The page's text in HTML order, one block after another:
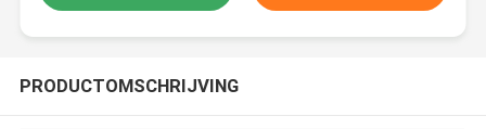
PRODUCTOMSCHRIJVING